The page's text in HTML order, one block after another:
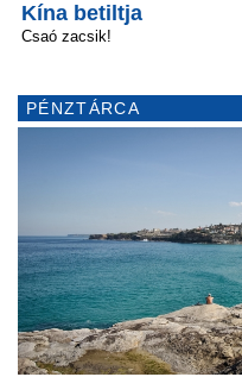
Kína betiltja
Csaó zacsik!
PÉNZTÁRCA